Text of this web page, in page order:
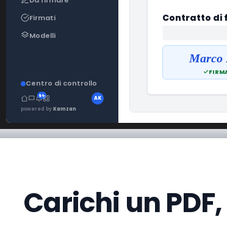
Firmati
Modelli
Centro di controllo
9+
AK
powered byKamzan
Contratto di
Marco
Carichi un